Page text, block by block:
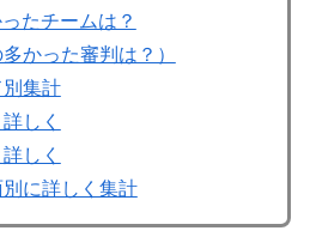
たチームは？
かった審判は？）
集計
しく
しく
に詳しく集計